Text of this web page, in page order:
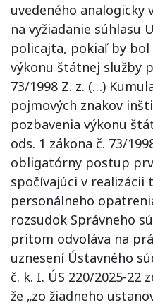
uvedeného analogicky
na vyžiadanie súhlasu
policajta, pokiaľ by bol
výkonu štátnej služby
73/1998 Z. z. (…)
pojmových znakov
pozbavenia výkonu
ods. 1 zákona č. 73/
obligatórny postup
spočívajúci v realizácii
personálneho
rozsudok Správneho
pritom odvoláva na
uznesení Ústavného
č. k. I. ÚS 220/2025-22
že „zo žiadneho